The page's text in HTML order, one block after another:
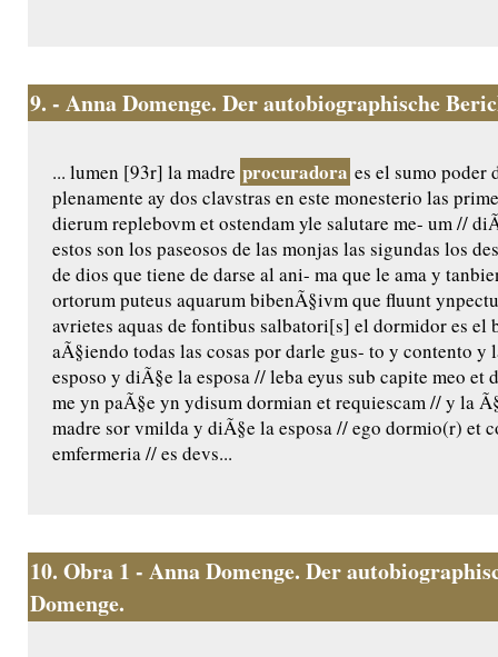
9. - Anna Domenge. Der autobiographische
... lumen [93r] la madre procuradora es el sumo poder
plenamente ay dos clavstras en este monesterio las
dierum replebovm et ostendam yle salutare me- um //
estos son los paseosos de las monjas las sigundas los
de dios que tiene de darse al ani- ma que le ama y
ortorum puteus aquarum bibenÃ§ivm que fluunt
avrietes aquas de fontibus salbatori[s] el dormidor es el
aÃ§iendo todas las cosas por darle gus- to y contento y
esposo y diÃ§e la esposa // leba eyus sub capite meo et
me yn paÃ§e yn ydisum dormian et requiescam // y la
madre sor vmilda y diÃ§e la esposa // ego dormio(r) et
emfermeria // es devs...
10. Obra 1 - Anna Domenge. Der
Domenge.